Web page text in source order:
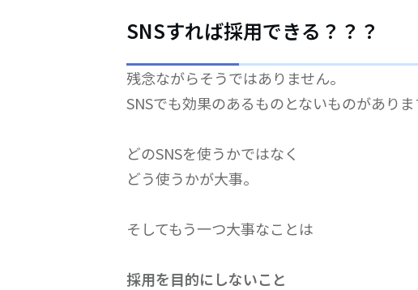
SNSすれば採用できる？？？
残念ながらそうではありません。
SNSでも効果のあるものとないものがありま
どのSNSを使うかではなく
どう使うかが大事。
そしてもう一つ大事なことは
採用を目的にしないこと